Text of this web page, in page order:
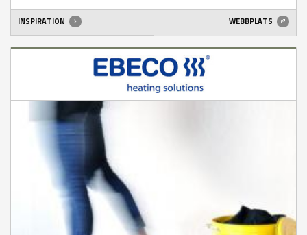
INSPIRATION WEBBPLATS